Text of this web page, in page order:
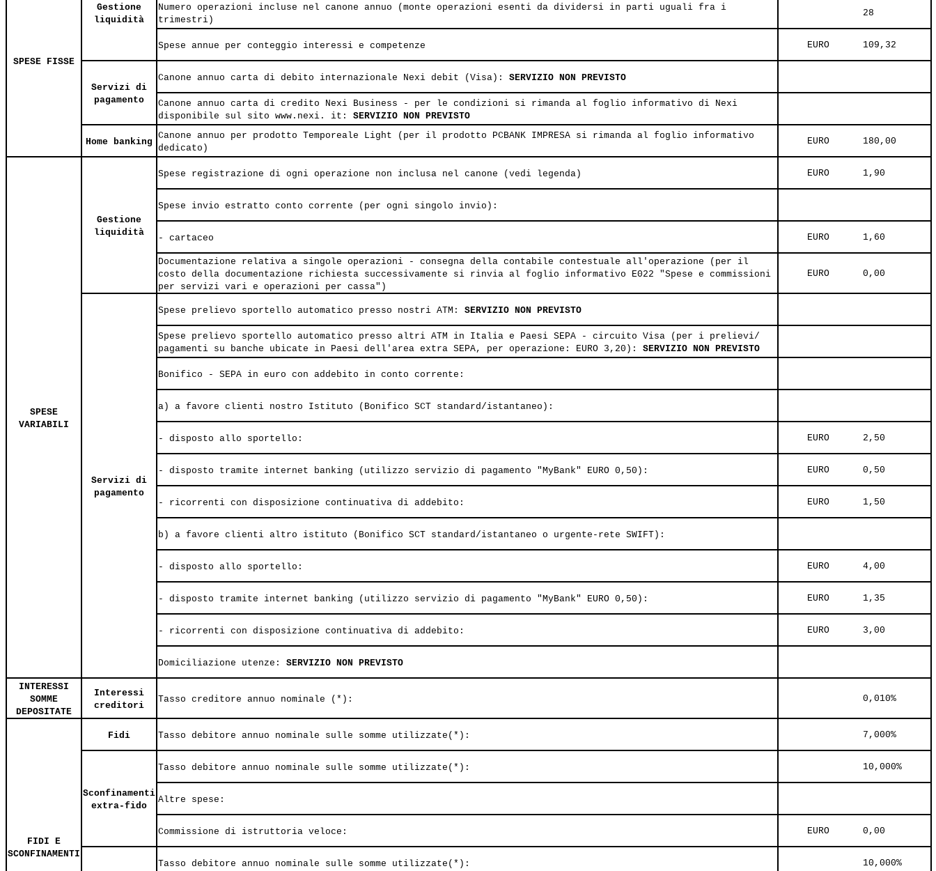
SPESE FISSE
Gestione
liquidità
Numero operazioni incluse nel canone annuo (monte operazioni esenti da dividersi in parti uguali fra i
trimestri)
               28
Spese annue per conteggio interessi e competenze
     EURO      109,32
Servizi di
pagamento
Canone annuo carta di debito internazionale Nexi debit (Visa): SERVIZIO NON PREVISTO
Canone annuo carta di credito Nexi Business - per le condizioni si rimanda al foglio informativo di Nexi
disponibile sul sito www.nexi. it: SERVIZIO NON PREVISTO
Home banking
Canone annuo per prodotto Temporeale Light (per il prodotto PCBANK IMPRESA si rimanda al foglio informativo
dedicato)
     EURO      180,00
SPESE
VARIABILI
Gestione
liquidità
Spese registrazione di ogni operazione non inclusa nel canone (vedi legenda)
     EURO      1,90
Spese invio estratto conto corrente (per ogni singolo invio):
- cartaceo
     EURO      1,60
Documentazione relativa a singole operazioni - consegna della contabile contestuale all'operazione (per il
costo della documentazione richiesta successivamente si rinvia al foglio informativo E022 "Spese e commissioni
per servizi vari e operazioni per cassa")
     EURO      0,00
Servizi di
pagamento
Spese prelievo sportello automatico presso nostri ATM: SERVIZIO NON PREVISTO
Spese prelievo sportello automatico presso altri ATM in Italia e Paesi SEPA - circuito Visa (per i prelievi/
pagamenti su banche ubicate in Paesi dell'area extra SEPA, per operazione: EURO 3,20): SERVIZIO NON PREVISTO
Bonifico - SEPA in euro con addebito in conto corrente:
a) a favore clienti nostro Istituto (Bonifico SCT standard/istantaneo):
- disposto allo sportello:
     EURO      2,50
- disposto tramite internet banking (utilizzo servizio di pagamento "MyBank" EURO 0,50):
     EURO      0,50
- ricorrenti con disposizione continuativa di addebito:
     EURO      1,50
b) a favore clienti altro istituto (Bonifico SCT standard/istantaneo o urgente-rete SWIFT):
- disposto allo sportello:
     EURO      4,00
- disposto tramite internet banking (utilizzo servizio di pagamento "MyBank" EURO 0,50):
     EURO      1,35
- ricorrenti con disposizione continuativa di addebito:
     EURO      3,00
Domiciliazione utenze: SERVIZIO NON PREVISTO
INTERESSI
SOMME
DEPOSITATE
Interessi
creditori
Tasso creditore annuo nominale (*):
               0,010%
FIDI E
SCONFINAMENTI
Fidi Tasso debitore annuo nominale sulle somme utilizzate(*):
               7,000%
Sconfinamenti
extra-fido
Tasso debitore annuo nominale sulle somme utilizzate(*):
               10,000%
Altre spese:
Commissione di istruttoria veloce:
     EURO      0,00
Tasso debitore annuo nominale sulle somme utilizzate(*):
               10,000%